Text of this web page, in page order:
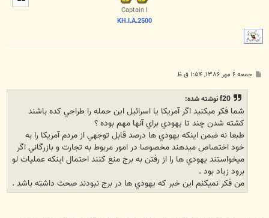
Captain I
KH.I.A.2500
پ جمعه ۶ مهر ۱۳۸۶, ۱:۵۴ ق.ظ
f20 نوشته شده:
شما فكر ميكنيد اگر آمريكا يا اسرائيل اين حمله را طراحي كده باشند
كشته شدن چند تا يهودي براي آنها مهم بوده ؟
طبعا نه ضمن اينكه يهودي ها درصد قابل توجهي از مردم آمريكا را به
خود اختصاص ميدهند مخصوصا در امور مربوط به تجارت و بازرگاني اگر
ميخواستند يهودي ها را از رفتن به برج منع كنند احتمال اينكه عمليات لو
برود زياد بود .
من فكر نميكنم اين خبر كه يهودي ها در برج نبودند صحت داشته باشد .